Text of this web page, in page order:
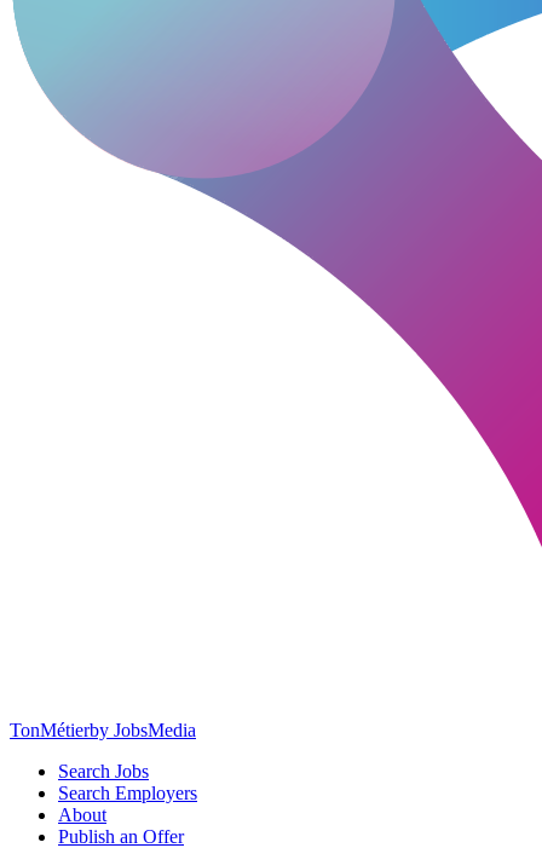
TonMétierby JobsMedia
Search Jobs
Search Employers
About
Publish an Offer